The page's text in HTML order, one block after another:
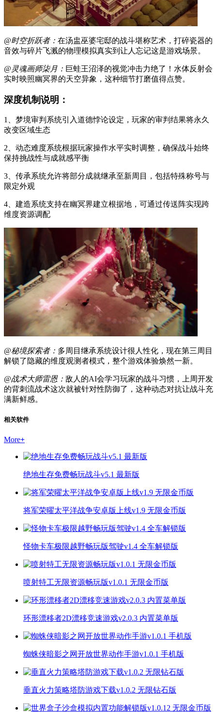
@时空折跃者： 在汤盅巫婆宅邸的战斗堪称艺术，打碎瓷器的
音效与碎片飞溅的物理模拟真实到让人忘记这是游戏场景。
@灵魂画师柒月： 巨蛙王沼泽的视觉冲击力绝了！水体反射会
实时映照幽冥界的天空异象，这种细节打磨值得点赞。
深度机制说明：
1、梦境审判系统引入道德悖论设定，玩家的审判结果将永久
改变区域生态
2、动态难度系统根据玩家操作水平实时调整，确保战斗始终
保持挑战性与成就感平衡
3、传承系统允许将部分成就继承至新周目，包括特殊称号与
限定外观
4、建造系统支持在幽冥界建立根据地，可通过传送阵实现跨
维度资源调配
@秘境探索者： 多周目继承系统设计很人性化，现在第三周目
解锁了隐藏的维度观测者模式，整个游戏体验焕然一新。
@战术大师雷恩： 敌人的AI会学习玩家的战斗习惯，上周开发
的背刺流战术这次就被针对性防御了，这种动态对抗让战斗充
满新鲜感。
相关软件
More+
绝地生存免费畅玩战斗v5.1 最新版
将军荣曜太平洋战争安卓版上线v1.9 无限金币版
怪物卡车极限越野畅玩版驾驶v1.4 全车解锁版
喷射特工无限资源畅玩版v1.0.1 无限金币版
环形漂移者2D漂移竞速游戏v2.0.3 内置菜单版
蜘蛛侠暗影之网开放世界动作手游v1.0.1 手机版
垂直火力策略塔防游戏下载v1.0.2 无限钻石版